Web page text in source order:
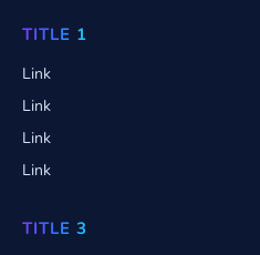
TITLE 1
Link
Link
Link
Link
TITLE 3